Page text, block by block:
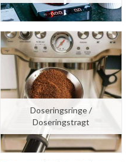
10 stk. Vandfilter til Jura Impressa Claris Blue (CMF001)
kr. 690,00
kr. 469,00
Doseringsringe /
Doseringstragt